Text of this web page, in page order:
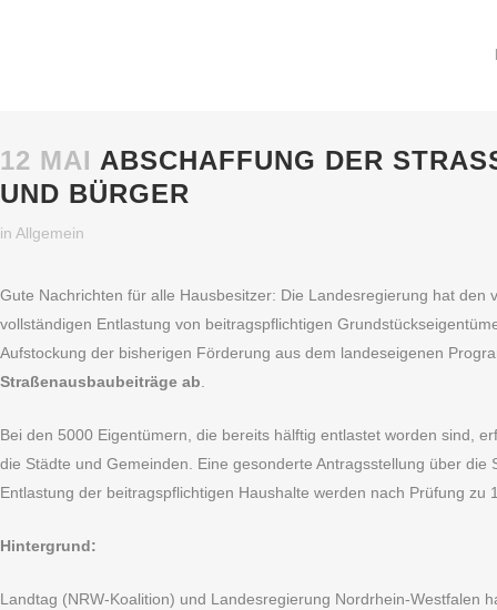
12 MAI ABSCHAFFUNG DER
ND BÜRGER
in Allgemein
Gute Nachrichten für alle Hausbesitzer: Die Landesregierung hat
vollständigen Entlastung von beitragspflichtigen
Aufstockung der bisherigen Förderung aus dem landeseigenen
Straßenausbaubeiträge ab
Bei den 5000 Eigentümern, die bereits hälftig entlastet worden sind,
die Städte und Gemeinden. Eine gesonderte Antragsstellung über
Entlastung der beitragspflichtigen Haushalte werden nach Prüfung zu
Hintergrund:
Landtag (NRW-Koalition) und Landesregierung Nordrhein-Westfalen